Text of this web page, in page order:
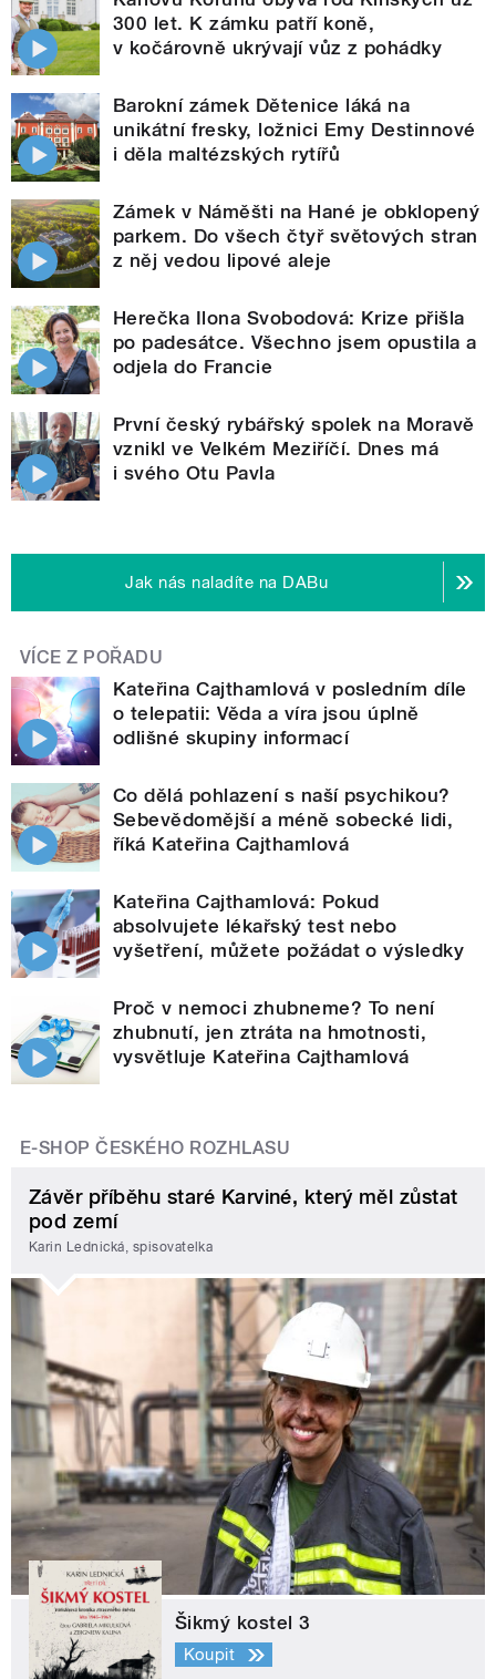
300 let. K zámku patří koně,
v kočárovně ukrývají vůz z pohádky
Barokní zámek Dětenice láká na
unikátní fresky, ložnici Emy Destinnové
i děla maltézských rytířů
Zámek v Náměšti na Hané je obklopený
parkem. Do všech čtyř světových stran
z něj vedou lipové aleje
Herečka Ilona Svobodová: Krize přišla
po padesátce. Všechno jsem opustila a
odjela do Francie
První český rybářský spolek na Moravě
vznikl ve Velkém Meziříčí. Dnes má
i svého Otu Pavla
Jak nás naladíte na DABu
VÍCE Z POŘADU
Kateřina Cajthamlová v posledním díle
o telepatii: Věda a víra jsou úplně
odlišné skupiny informací
Co dělá pohlazení s naší psychikou?
Sebevědomější a méně sobecké lidi,
říká Kateřina Cajthamlová
Kateřina Cajthamlová: Pokud
absolvujete lékařský test nebo
vyšetření, můžete požádat o výsledky
Proč v nemoci zhubneme? To není
zhubnutí, jen ztráta na hmotnosti,
vysvětluje Kateřina Cajthamlová
E-SHOP ČESKÉHO ROZHLASU
Závěr příběhu staré Karviné, který měl zůstat
pod zemí
Karin Lednická, spisovatelka
Šikmý kostel 3
Koupit